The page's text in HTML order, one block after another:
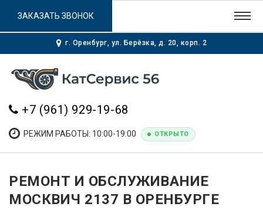
г. Оренбург, ул. Берёзка, д. 20, корп. 2
+7 (961) 929-19-68
РЕЖИМ РАБОТЫ: 10:00-19:00 ОТКРЫТО
ЗАКАЗАТЬ ЗВОНОК
РЕМОНТ И ОБСЛУЖИВАНИЕ
МОСКВИЧ 2137 В ОРЕНБУРГЕ